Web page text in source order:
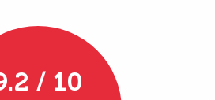
/ 10